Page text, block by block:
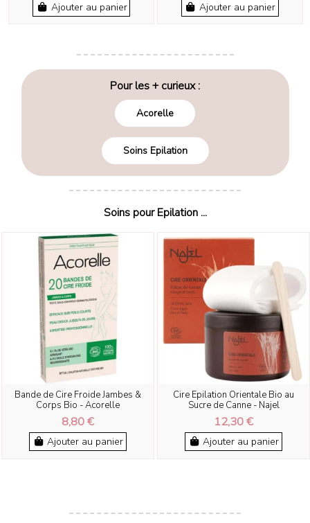
Ajouter au panier Ajouter au panier
Pour les + curieux :
Acorelle
Soins Epilation
Soins pour Epilation ...
Bande de Cire Froide Jambes &
Corps Bio - Acorelle
8,80 €
Ajouter au panier
Cire Epilation Orientale Bio au
Sucre de Canne - Najel
12,30 €
Ajouter au panier